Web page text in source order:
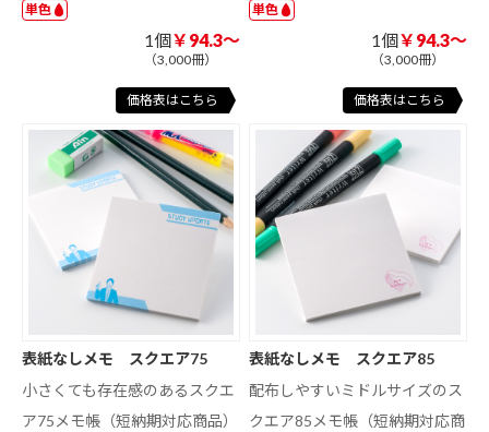
単色
1個￥94.3～
（3,000冊）
価格表はこちら
単色
1個￥94.3～
（3,000冊）
価格表はこちら
表紙なしメモ スクエア75
小さくても存在感のあるスクエ
ア75メモ帳（短納期対応商品）
表紙なしメモ スクエア85
配布しやすいミドルサイズのス
クエア85メモ帳（短納期対応商